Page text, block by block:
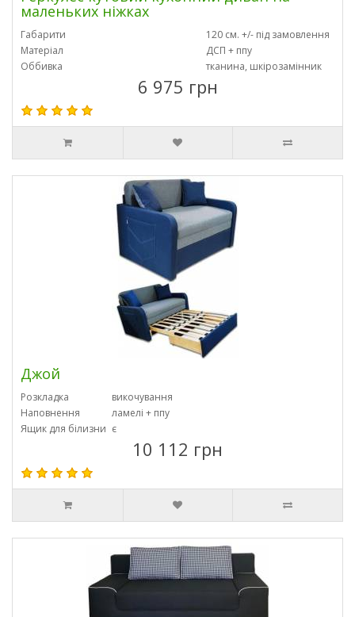
маленьких ніжках
Габарити
120 см. +/- під замовлення
Матеріал
ДСП + ппу
Оббивка
тканина, шкірозамінник
6 975 грн
Джой
Розкладка
викочування
Наповнення
ламелі + ппу
Ящик для білизни є
10 112 грн